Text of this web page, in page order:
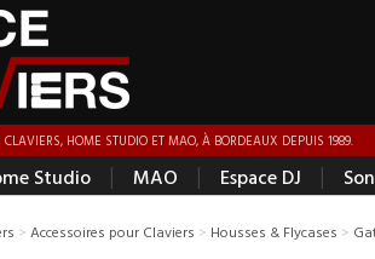
CLAVIERS, HOME STUDIO ET MAO, À BORDEAUX DEPUIS 1989.
Studio | MAO | Espace DJ |
> Accessoires pour Claviers > Housses & Flycases >